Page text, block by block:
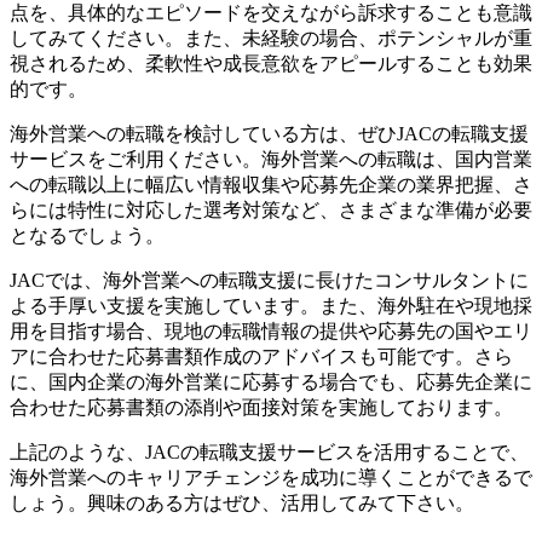
点を、具体的なエピソードを交えながら訴求することも意識
してみてください。また、未経験の場合、ポテンシャルが重
視されるため、柔軟性や成長意欲をアピールすることも効果
的です。
海外営業への転職を検討している方は、ぜひJACの転職支援
サービスをご利用ください。海外営業への転職は、国内営業
への転職以上に幅広い情報収集や応募先企業の業界把握、さ
らには特性に対応した選考対策など、さまざまな準備が必要
となるでしょう。
JACでは、海外営業への転職支援に長けたコンサルタントに
よる手厚い支援を実施しています。また、海外駐在や現地採
用を目指す場合、現地の転職情報の提供や応募先の国やエリ
アに合わせた応募書類作成のアドバイスも可能です。さら
に、国内企業の海外営業に応募する場合でも、応募先企業に
合わせた応募書類の添削や面接対策を実施しております。
上記のような、JACの転職支援サービスを活用することで、
海外営業へのキャリアチェンジを成功に導くことができるで
しょう。興味のある方はぜひ、活用してみて下さい。